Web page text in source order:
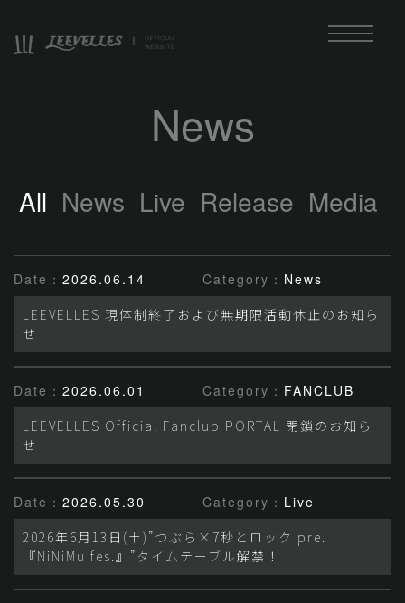
News
All News Live Release Media
Date： 2026.06.14 Category： News
LEEVELLES 現体制終了および無期限活動休止のお知ら
せ
Date： 2026.06.01 Category： FANCLUB
LEEVELLES Official Fanclub PORTAL 閉鎖のお知ら
せ
Date： 2026.05.30 Category： Live
2026年6月13日(土)”つぶら×7秒とロック pre.
『NiNiMu fes.』”タイムテーブル解禁！